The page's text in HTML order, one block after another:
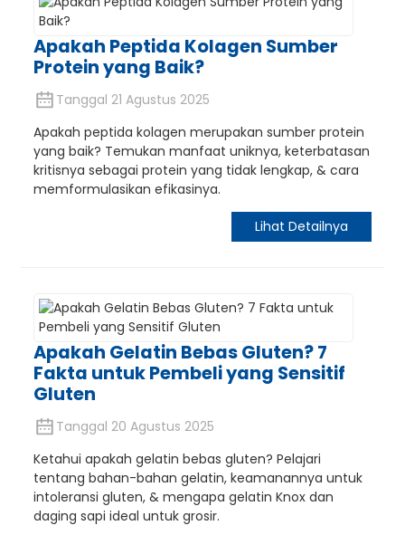
Apakah Peptida Kolagen Sumber
Protein yang Baik?
Tanggal 21 Agustus 2025
Apakah peptida kolagen merupakan sumber protein
yang baik? Temukan manfaat uniknya, keterbatasan
kritisnya sebagai protein yang tidak lengkap, & cara
memformulasikan efikasinya.
Lihat Detailnya
Apakah Gelatin Bebas Gluten? 7
Fakta untuk Pembeli yang Sensitif
Gluten
Tanggal 20 Agustus 2025
Ketahui apakah gelatin bebas gluten? Pelajari
tentang bahan-bahan gelatin, keamanannya untuk
intoleransi gluten, & mengapa gelatin Knox dan
daging sapi ideal untuk grosir.